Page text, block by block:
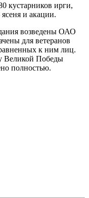
кустарников ирги,
и акации.
возведены ОАО
для ветеранов
к ним лиц.
Великой Победы
полностью.